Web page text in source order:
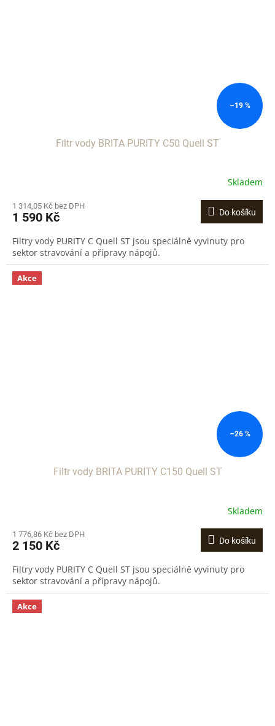
–19 %
Filtr vody BRITA PURITY C50 Quell ST
Skladem
1 314,05 Kč bez DPH
1 590 Kč Do košíku
Filtry vody PURITY C Quell ST jsou speciálně vyvinuty pro
sektor stravování a přípravy nápojů.
Akce
–26 %
Filtr vody BRITA PURITY C150 Quell ST
Skladem
1 776,86 Kč bez DPH
2 150 Kč Do košíku
Filtry vody PURITY C Quell ST jsou speciálně vyvinuty pro
sektor stravování a přípravy nápojů.
Akce